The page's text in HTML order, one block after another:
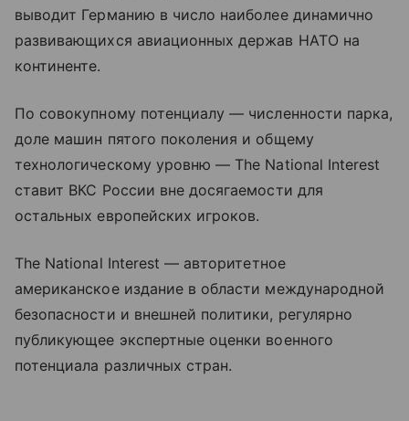
выводит Германию в число наиболее динамично
развивающихся авиационных держав НАТО на
континенте.
По совокупному потенциалу — численности парка,
доле машин пятого поколения и общему
технологическому уровню — The National Interest
ставит ВКС России вне досягаемости для
остальных европейских игроков.
The National Interest — авторитетное
американское издание в области международной
безопасности и внешней политики, регулярно
публикующее экспертные оценки военного
потенциала различных стран.